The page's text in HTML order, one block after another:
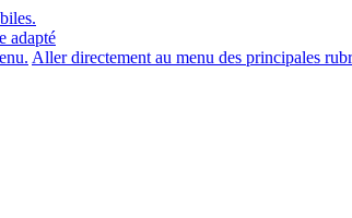
adapté
Aller directement au menu des principales